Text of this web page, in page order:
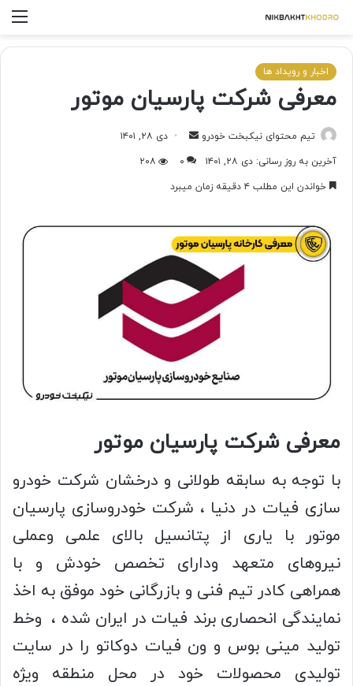
اخبار و رویداد ها
معرفی شرکت پارسیان موتور
تیم محتوای نیکبخت خودرو
دی ۲۸, ۱۴۰۱
آخرین به روز رسانی: دی ۲۸, ۱۴۰۱
۰
۲۰۸
خواندن این مطلب ۴ دقیقه زمان میبرد
معرفی شرکت پارسیان موتور
با توجه به سابقه طولانی و درخشان شرکت خودرو
سازی فیات در دنیا ، شرکت خودروسازی پارسیان
موتور با یاری از پتانسیل بالای علمی وعملی
نیروهای متعهد ودارای تخصص خودش و با
همراهی کادر تیم فنی و بازرگانی خود موفق به اخذ
نمایندگی انحصاری برند فیات در ایران شده ، وخط
تولید مینی بوس و ون فیات دوکاتو را در سایت
تولیدی محصولات خود در محل منطقه ویژه